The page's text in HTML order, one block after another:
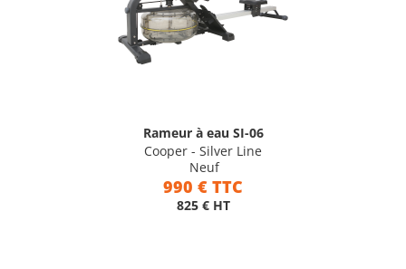
Rameur à eau SI-06
Cooper - Silver Line
Neuf
990 € TTC
825 € HT